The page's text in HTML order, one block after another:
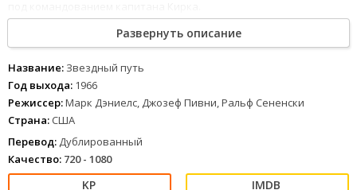
12345 678
Развернуть описание
Название: Звездный путь
Год выхода: 1966
Режиссер:Марк Дэниелс, Джозеф Пивни, Ральф Сененски
Страна: США
Перевод: Дублированный
Качество: 720 - 1080